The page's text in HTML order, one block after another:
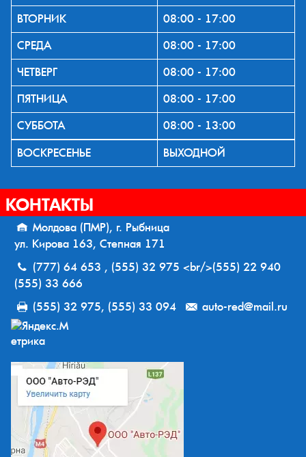
ВТОРНИК
08:00 - 17:00
СРЕДА
08:00 - 17:00
ЧЕТВЕРГ
08:00 - 17:00
ПЯТНИЦА
08:00 - 17:00
СУББОТА
08:00 - 13:00
ВОСКРЕСЕНЬЕ
ВЫХОДНОЙ
КОНТАКТЫ
Молдова (ПМР), г. Рыбница
ул. Кирова 163, Степная 171
(777) 64 653 , (555) 32 975 <br/>(555) 22 940
(555) 33 666
(555) 32 975, (555) 33 094
auto-red@mail.ru